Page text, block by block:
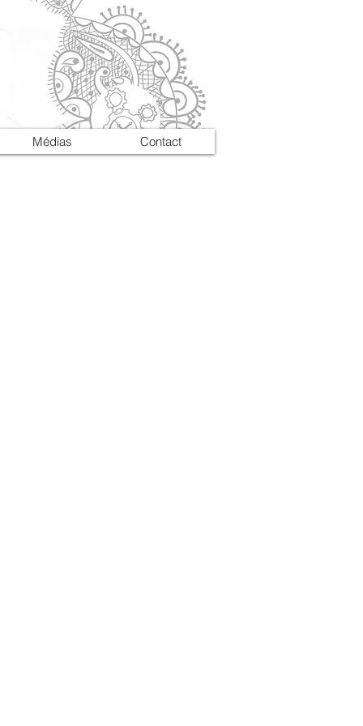
Médias Contact